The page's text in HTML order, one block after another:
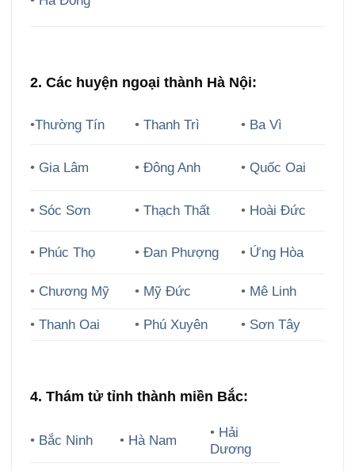
2. Các huyện ngoại thành Hà Nội:
•Thường Tín • Thanh Trì • Ba Vì
• Gia Lâm • Đông Anh •Quốc Oai
• Sóc Sơn • Thạch Thất • Hoài Đức
• Phúc Thọ • Đan Phượng •Ứng Hòa
• Chương Mỹ • Mỹ Đức •Mê Linh
•Thanh Oai • Phú Xuyên • Sơn Tây
4. Thám tử tỉnh thành miền Bắc:
• Bắc Ninh • Hà Nam
• Hải
Dương